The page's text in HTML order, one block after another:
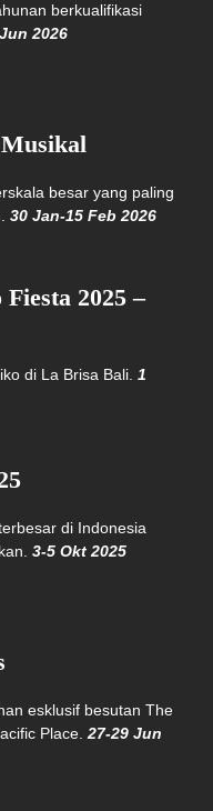
berkualifikasi
2026
besar yang paling
30 Jan-15 Feb 2026
2025 –
di La Brisa Bali.1
di Indonesia
3-5 Okt 2025
esklusif besutan The
Place.27-29 Jun